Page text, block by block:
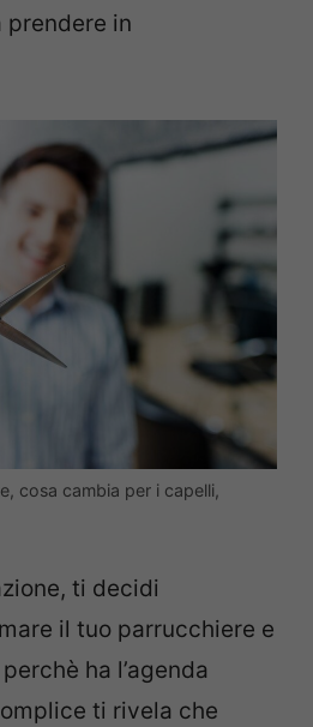
prendere in
cosa cambia per i capelli,
ti decidi
il tuo parrucchiere e
ha l’agenda
ti rivela che